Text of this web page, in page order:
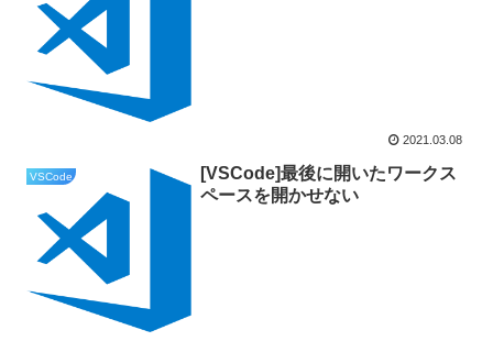
2021.03.08
VSCode
[VSCode]最後に開いたワークス
ペースを開かせない